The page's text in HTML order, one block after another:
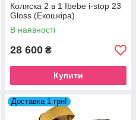
Коляска 2 в 1 Ibebe i-stop 23
Gloss (Екошкіра)
В наявності
28 600 ₴
Купити
Доставка 1 грн!